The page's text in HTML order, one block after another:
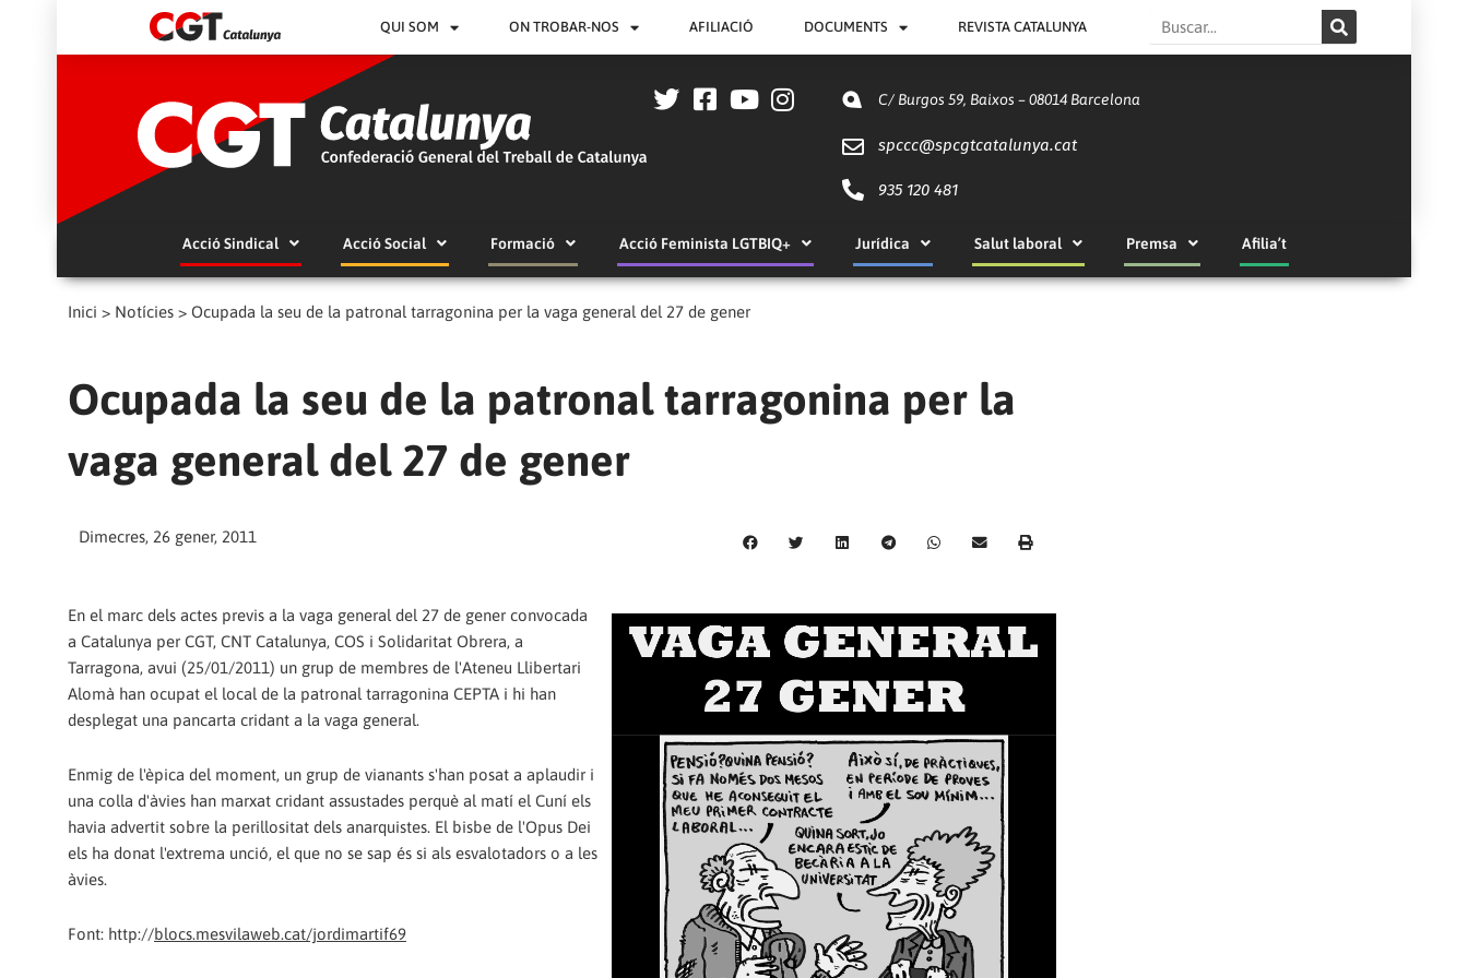
QUI SOM ON TROBAR-NOS AFILIACIÓ DOCUMENTS REVISTA CATALUNYA Search
C/ Burgos 59, Baixos – 08014 Barcelona
spccc@spcgtcatalunya.cat
935 120 481
Acció Sindical Acció Social Formació Acció Feminista LGTBIQ+ Jurídica Salut laboral Premsa Afilia’t
Inici > Notícies > Ocupada la seu de la patronal tarragonina per la vaga general del 27 de gener
Ocupada la seu de la patronal tarragonina per la
vaga general del 27 de gener
Dimecres, 26 gener, 2011
En el marc dels actes previs a la vaga general del 27 de gener convocada
a Catalunya per CGT, CNT Catalunya, COS i Solidaritat Obrera, a
Tarragona, avui (25/01/2011) un grup de membres de l'Ateneu Llibertari
Alomà han ocupat el local de la patronal tarragonina CEPTA i hi han
desplegat una pancarta cridant a la vaga general.
Enmig de l'èpica del moment, un grup de vianants s'han posat a aplaudir i
una colla d'àvies han marxat cridant assustades perquè al matí el Cuní els
havia advertit sobre la perillositat dels anarquistes. El bisbe de l'Opus Dei
els ha donat l'extrema unció, el que no se sap és si als esvalotadors o a les
àvies.
Font: http://blocs.mesvilaweb.cat/jordimartif69